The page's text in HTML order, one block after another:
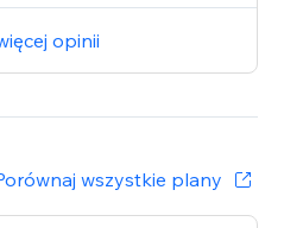
opinii
wszystkie plany